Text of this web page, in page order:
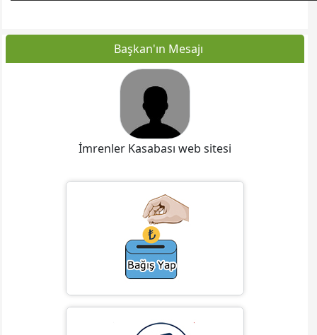
Başkan'ın Mesajı
İmrenler Kasabası web sitesi